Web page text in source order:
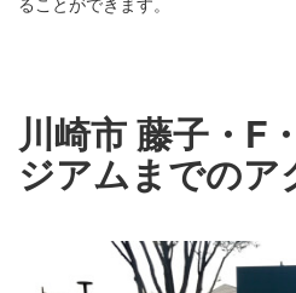
川崎市 藤子・F
ジアムまでのア